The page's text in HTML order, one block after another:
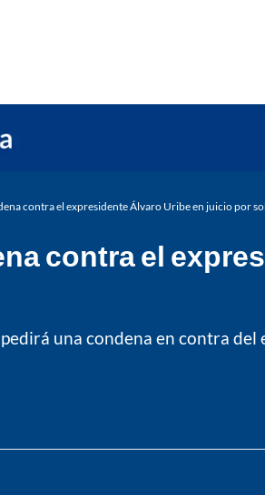
contra el expresidente Álvaro Uribe en juicio por
contra el
una condena en contra